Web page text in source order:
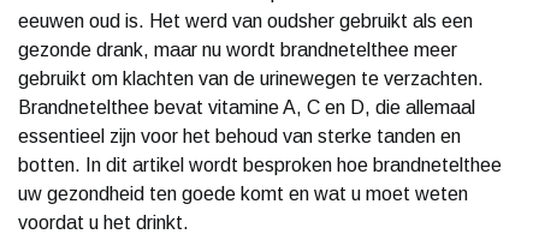
eeuwen oud is. Het werd van oudsher gebruikt als een
gezonde drank, maar nu wordt brandnetelthee meer
gebruikt om klachten van de urinewegen te verzachten.
Brandnetelthee bevat vitamine A, C en D, die allemaal
essentieel zijn voor het behoud van sterke tanden en
botten. In dit artikel wordt besproken hoe brandnetelthee
uw gezondheid ten goede komt en wat u moet weten
voordat u het drinkt.